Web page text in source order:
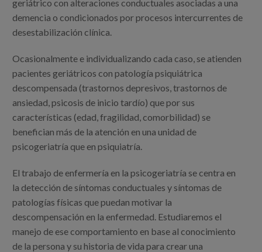
Prensa
es
eu
geriátrico con alteraciones conductuales asociadas a una
demencia o condicionados por procesos intercurrentes de
desestabilización clínica.
Ocasionalmente e individualizando cada caso, se atienden
pacientes geriátricos con patología psiquiátrica
descompensada (trastornos depresivos, trastornos de
ansiedad, psicosis de inicio tardío) que por sus
características (edad, fragilidad, comorbilidad) se
benefician más de la atención en una unidad de
psicogeriatría que en psiquiatría.
El trabajo de enfermería en la psicogeriatría se centra en
la detección de síntomas conductuales y síntomas de
patologías físicas que puedan motivar la
descompensación en la enfermedad. Estudiaremos el
manejo de ese comportamiento en base al conocimiento
de la persona y su historia de vida para crear una